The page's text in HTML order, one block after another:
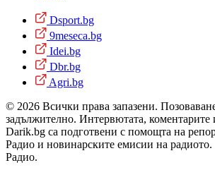
Dsport.bg
9meseca.bg
Idei.bg
Dbr.bg
Agri.bg
© 2026 Всички права запазени.
задължително. Интервютата, коментарите
Darik.bg са подготвени с помощта на
Радио и новинарските емисии на
Радио.